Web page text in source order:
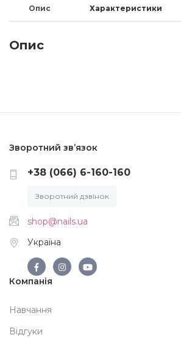
Блискітки для нігтів
Меланж (цукровий ефект)
Фарби для розпису
Фольга для лиття (ефект
Опис Характеристики
Опис
Зворотний зв’язок
+38 (066) 6-160-160
Зворотний дзвінок
shop@nails.ua
Україна
Компанія
Навчання
Відгуки